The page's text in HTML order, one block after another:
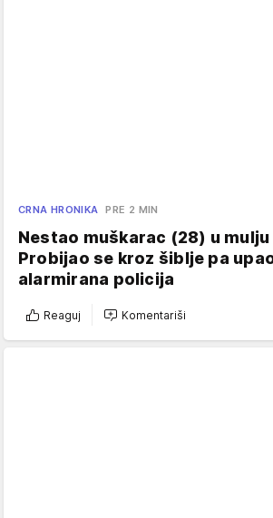
CRNA HRONIKA PRE 2 MIN
Nestao muškarac (28) u
Probijao se kroz šiblje pa
alarmirana policija
Reaguj Komentariši